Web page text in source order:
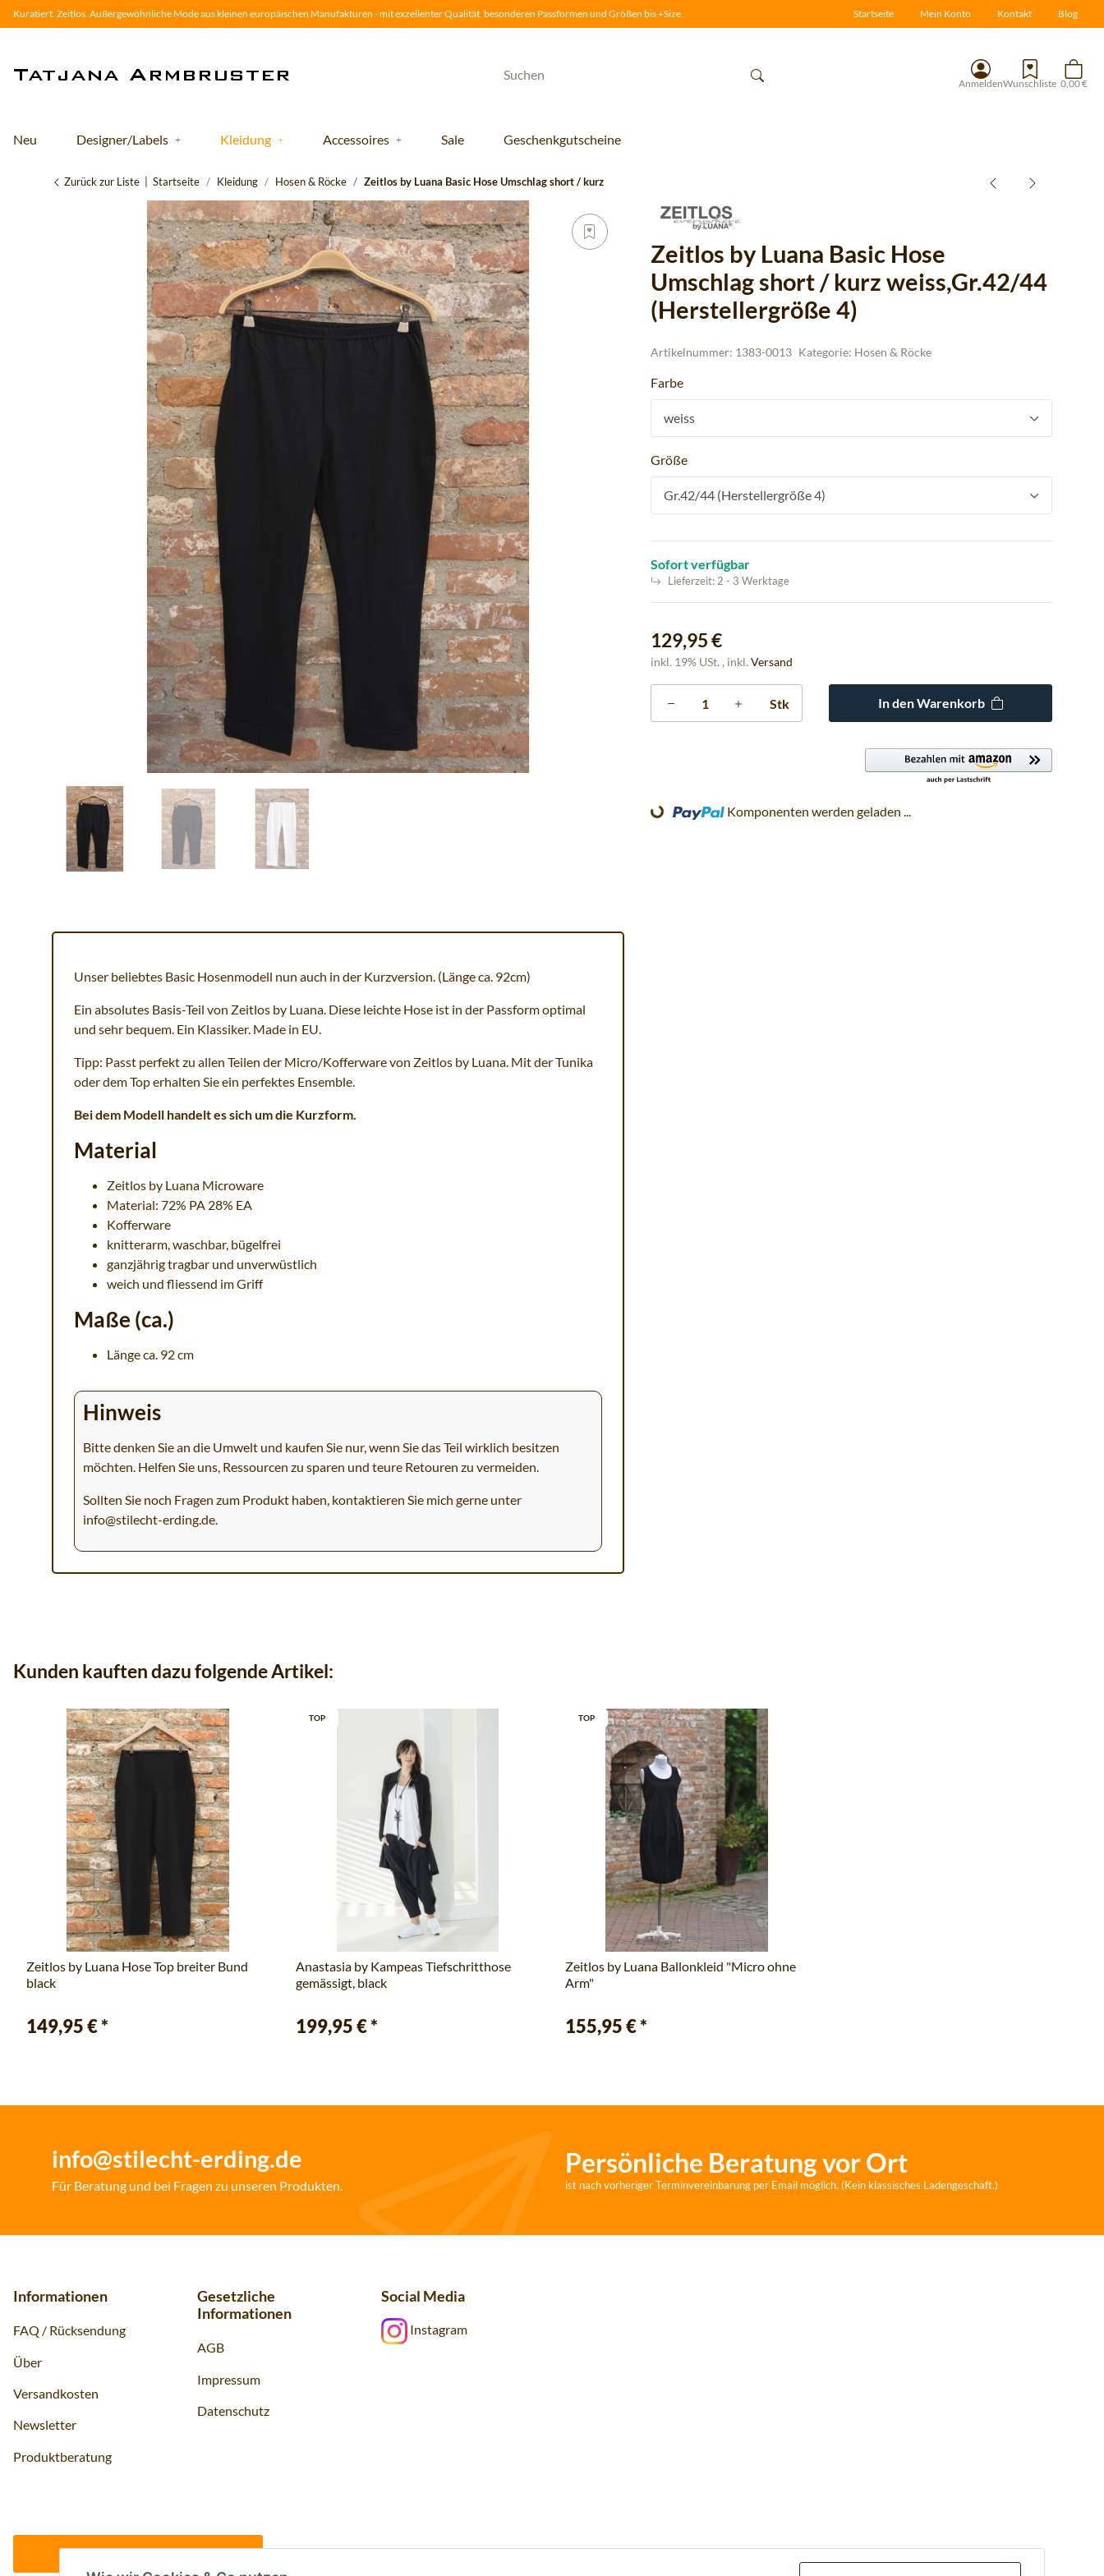
Kuratiert. Zeitlos. Außergewöhnliche Mode aus kleinen europäischen Manufakturen - mit exzellenter Qualität, besonderen Passformen und Größen bis +Size. Startseite Mein Konto Kontakt Blog
AnmeldenWunschliste 0,00 €
Neu Designer/Labels Kleidung Accessoires Sale Geschenkgutscheine
Zurück zur Liste Startseite Kleidung Hosen & Röcke Zeitlos by Luana Basic Hose Umschlag short / kurz
Zeitlos by Luana Basic Hose
Umschlag short / kurz weiss,Gr.42/44
(Herstellergröße 4)
Artikelnummer: 1383-0013 Kategorie: Hosen & Röcke
Farbe
weiss
Größe
Gr.42/44 (Herstellergröße 4)
Sofort verfügbar
Lieferzeit:2 - 3 Werktage
129,95 €
inkl. 19% USt. , inkl.Versand
Stk In den Warenkorb
Loading... Komponenten werden geladen ...
Unser beliebtes Basic Hosenmodell nun auch in der Kurzversion. (Länge ca. 92cm)
Ein absolutes Basis-Teil von Zeitlos by Luana. Diese leichte Hose ist in der Passform optimal
und sehr bequem. Ein Klassiker. Made in EU.
Tipp: Passt perfekt zu allen Teilen der Micro/Kofferware von Zeitlos by Luana. Mit der Tunika
oder dem Top erhalten Sie ein perfektes Ensemble.
Bei dem Modell handelt es sich um die Kurzform.
Material
Zeitlos by Luana Microware
Material: 72% PA 28% EA
Kofferware
knitterarm, waschbar, bügelfrei
ganzjährig tragbar und unverwüstlich
weich und fliessend im Griff
Maße (ca.)
Länge ca. 92 cm
Hinweis
Bitte denken Sie an die Umwelt und kaufen Sie nur, wenn Sie das Teil wirklich besitzen
möchten. Helfen Sie uns, Ressourcen zu sparen und teure Retouren zu vermeiden.
Sollten Sie noch Fragen zum Produkt haben, kontaktieren Sie mich gerne unter
info@stilecht-erding.de.
Kunden kauften dazu folgende Artikel:
Zeitlos by Luana Hose Top breiter Bund
black
149,95 €*
TOP
Anastasia by Kampeas Tiefschritthose
gemässigt, black
199,95 €*
TOP
Zeitlos by Luana Ballonkleid "Micro ohne
Arm"
155,95 €*
info@stilecht-erding.de
Für Beratung und bei Fragen zu unseren Produkten.
Persönliche Beratung vor Ort
ist nach vorheriger Terminvereinbarung per Email möglich. (Kein klassisches Ladengeschäft.)
Informationen
FAQ / Rücksendung
Über
Versandkosten
Newsletter
Produktberatung
Gesetzliche
Informationen
AGB
Impressum
Datenschutz
Social Media
Instagram
Vertrag widerrufen